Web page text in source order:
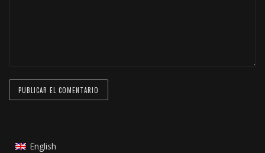
English